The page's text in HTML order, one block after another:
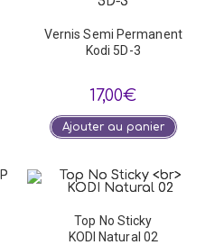
Vernis Semi Permanent
Kodi 5D-3
17,00€
Ajouter au panier
Top No Sticky
KODI Natural 02